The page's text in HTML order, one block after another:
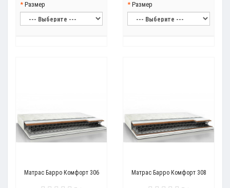
Размер
Размер
Матрас Барро Комфорт 306 Матрас Барро Комфорт 308